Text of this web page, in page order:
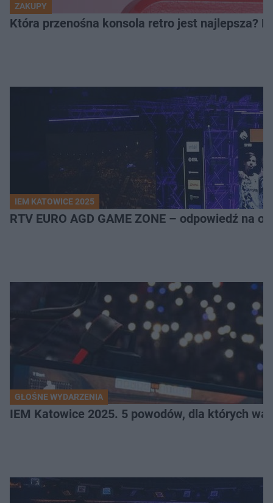
ZAKUPY
Która przenośna konsola retro jest najlepsza?
IEM KATOWICE 2025
RTV EURO AGD GAME ZONE – odpowiedź na
GŁOŚNE WYDARZENIA
IEM Katowice 2025. 5 powodów, dla których